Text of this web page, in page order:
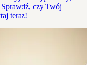
Sprawdź, czy Twój
teraz!